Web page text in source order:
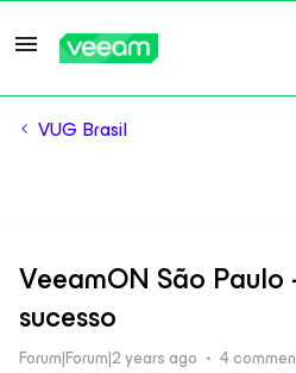
VUG Brasil
VeeamON São Paulo
sucesso
Forum|Forum|2 years ago 4